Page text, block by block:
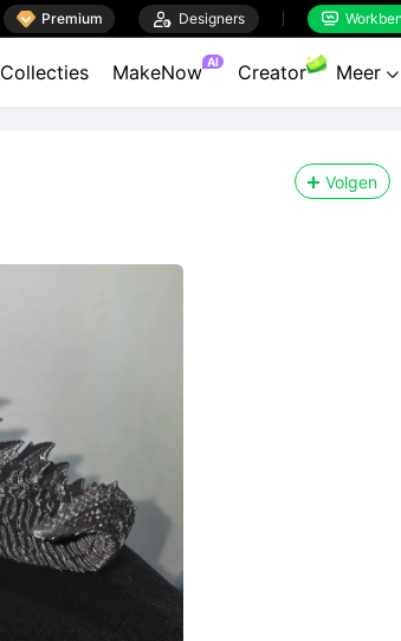
 Premium  Designers 
Collecties MakeNow AI Creator Meer 
Volgen